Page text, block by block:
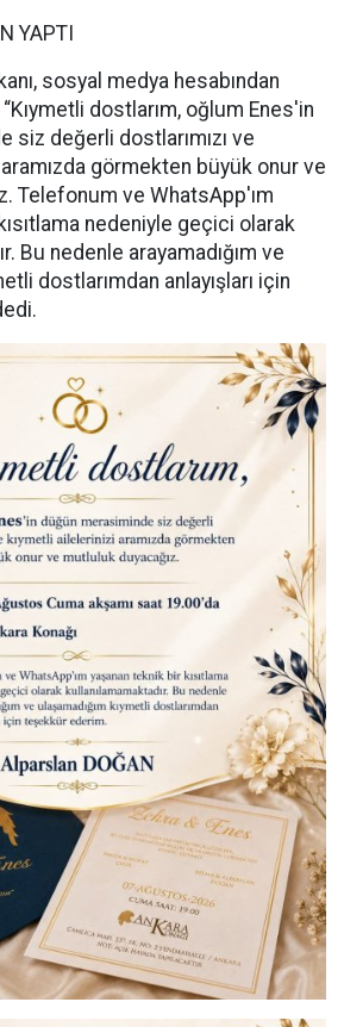
YAPTI
sosyal medya hesabından
“Kıymetli dostlarım, oğlum Enes'in
siz değerli dostlarımızı ve
görmekten büyük onur ve
Telefonum ve WhatsApp'ım
nedeniyle geçici olarak
Bu nedenle arayamadığım ve
dostlarımdan anlayışları için